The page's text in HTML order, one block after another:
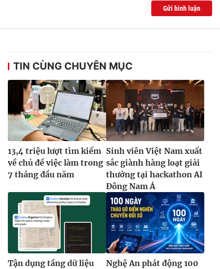
Gửi bình luận
TIN CÙNG CHUYÊN MỤC
13,4 triệu lượt tìm kiếm
về chủ đề việc làm trong
7 tháng đầu năm
Sinh viên Việt Nam xuất
sắc giành hàng loạt giải
thưởng tại hackathon AI
Đông Nam Á
Tận dụng tầng dữ liệu
Nghệ An phát động 100